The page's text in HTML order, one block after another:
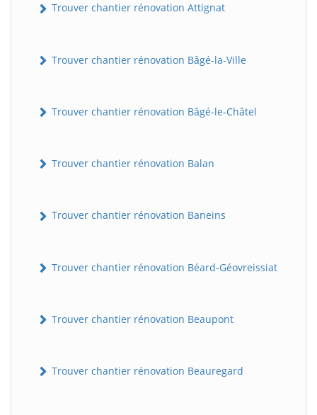
Trouver chantier rénovation Attignat
Trouver chantier rénovation Bâgé-la-Ville
Trouver chantier rénovation Bâgé-le-Châtel
Trouver chantier rénovation Balan
Trouver chantier rénovation Baneins
Trouver chantier rénovation Béard-Géovreissiat
Trouver chantier rénovation Beaupont
Trouver chantier rénovation Beauregard